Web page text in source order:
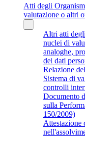
Atti degli
valutazione o altri
Altri atti
nuclei di
analoghe,
dei dati
Relazione
Sistema di
controlli
Documento
sulla
150/2009)
Attestazione